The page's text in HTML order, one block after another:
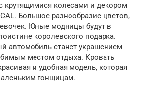
крутящимися колесами и декором
Большое разнообразие цветов,
Юные модницы будут в
королевского подарка.
автомобиль станет украшением
местом отдыха. Кровать
и удобная модель, которая
гонщицам.